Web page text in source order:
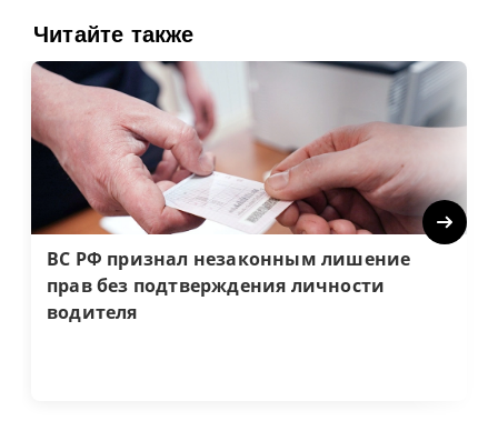
Читайте также
ВС РФ признал незаконным лишение
прав без подтверждения личности
водителя
Next